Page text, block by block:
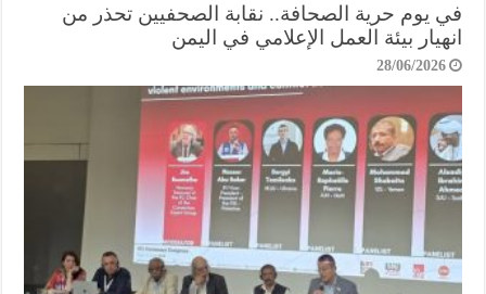
في يوم حرية الصحافة.. نقابة الصحفيين تحذر من
انهيار بيئة العمل الإعلامي في اليمن
28/06/2026